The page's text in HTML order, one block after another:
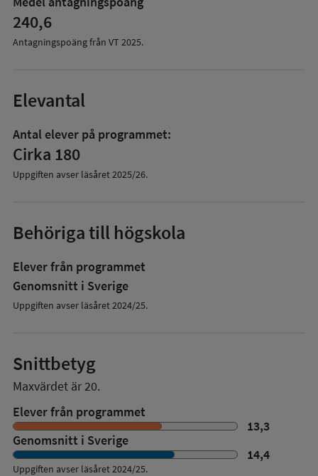
240,6
Antagningspoäng från VT 2025.
Elevantal
Antal elever på programmet:
Cirka 180
Uppgiften avser läsåret2025/26.
Behöriga till högskola
Elever från programmet
Genomsnitt i Sverige
Uppgiften avser läsåret 2024/25.
Snittbetyg
Maxvärdet är 20.
Elever från programmet
13,3
Genomsnitt i Sverige
14,4
Uppgiften avser läsåret2024/25.